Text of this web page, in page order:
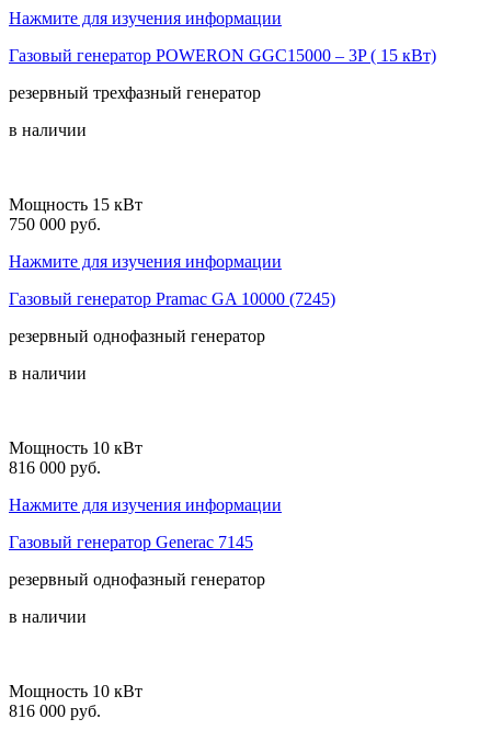
Нажмите для изучения информации
Газовый генератор POWERON GGC15000 – 3P ( 15 кВт)
резервный трехфазный генератор
в наличии
Мощность 15 кВт
750 000 руб.
Нажмите для изучения информации
Газовый генератор Pramac GA 10000 (7245)
резервный однофазный генератор
в наличии
Мощность 10 кВт
816 000 руб.
Нажмите для изучения информации
Газовый генератор Generac 7145
резервный однофазный генератор
в наличии
Мощность 10 кВт
816 000 руб.